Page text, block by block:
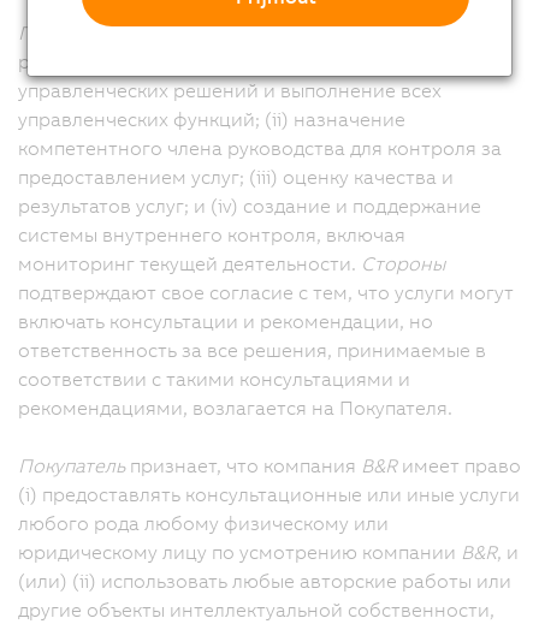
Покупательнесет единоличную ответственность за
реализацию следующих мер: (i) принятие всех
управленческих решений и выполнение всех
управленческих функций; (ii) назначение
компетентного члена руководства для контроля за
предоставлением услуг; (iii) оценку качества и
результатов услуг; и (iv) создание и поддержание
системы внутреннего контроля, включая
мониторинг текущей деятельности. Стороны
подтверждают свое согласие с тем, что услуги могут
включать консультации и рекомендации, но
ответственность за все решения, принимаемые в
соответствии с такими консультациями и
рекомендациями, возлагается на Покупателя.
Покупательпризнает, что компания B&Rимеет право
(i) предоставлять консультационные или иные услуги
любого рода любому физическому или
юридическому лицу по усмотрению компании B&R, и
(или) (ii) использовать любые авторские работы или
другие объекты интеллектуальной собственности,